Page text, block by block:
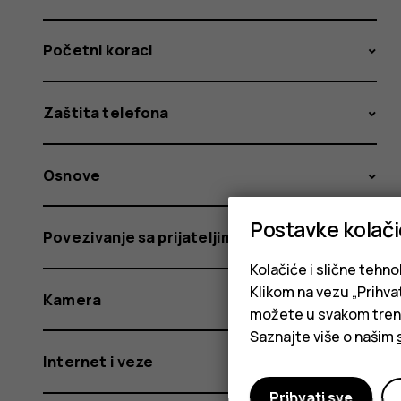
Početni koraci
Zaštita telefona
Osnove
Povezivanje sa prijateljima i porodicom
Kamera
Internet i veze
Postavke
Kolačiće i slične
Klikom na vezu
možete u svakom
Saznajte više o našim